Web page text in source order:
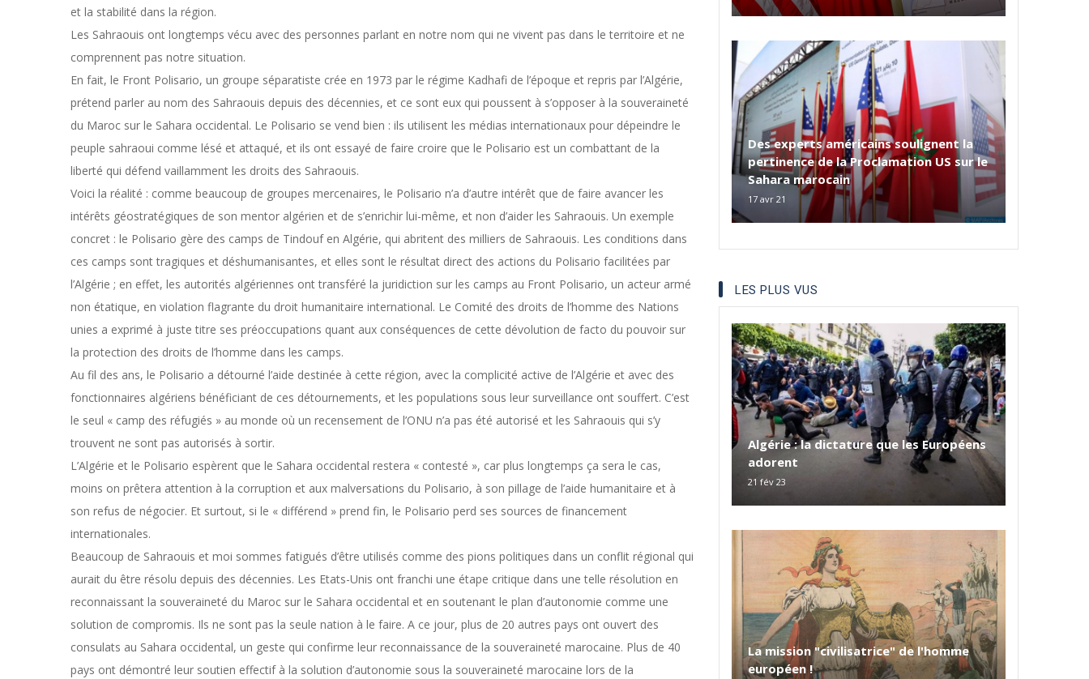
et la stabilité dans la région.
Les Sahraouis ont longtemps vécu avec des personnes parlant en notre nom qui ne vivent pas dans le territoire et ne
comprennent pas notre situation.
En fait, le Front Polisario, un groupe séparatiste crée en 1973 par le régime Kadhafi de l’époque et repris par l’Algérie,
prétend parler au nom des Sahraouis depuis des décennies, et ce sont eux qui poussent à s’opposer à la souveraineté
du Maroc sur le Sahara occidental. Le Polisario se vend bien : ils utilisent les médias internationaux pour dépeindre le
peuple sahraoui comme lésé et attaqué, et ils ont essayé de faire croire que le Polisario est un combattant de la
liberté qui défend vaillamment les droits des Sahraouis.
Voici la réalité : comme beaucoup de groupes mercenaires, le Polisario n’a d’autre intérêt que de faire avancer les
intérêts géostratégiques de son mentor algérien et de s’enrichir lui-même, et non d’aider les Sahraouis. Un exemple
concret : le Polisario gère des camps de Tindouf en Algérie, qui abritent des milliers de Sahraouis. Les conditions dans
ces camps sont tragiques et déshumanisantes, et elles sont le résultat direct des actions du Polisario facilitées par
l’Algérie ; en effet, les autorités algériennes ont transféré la juridiction sur les camps au Front Polisario, un acteur armé
non étatique, en violation flagrante du droit humanitaire international. Le Comité des droits de l’homme des Nations
unies a exprimé à juste titre ses préoccupations quant aux conséquences de cette dévolution de facto du pouvoir sur
la protection des droits de l’homme dans les camps.
Au fil des ans, le Polisario a détourné l’aide destinée à cette région, avec la complicité active de l’Algérie et avec des
fonctionnaires algériens bénéficiant de ces détournements, et les populations sous leur surveillance ont souffert. C’est
le seul « camp des réfugiés » au monde où un recensement de l’ONU n’a pas été autorisé et les Sahraouis qui s’y
trouvent ne sont pas autorisés à sortir.
L’Algérie et le Polisario espèrent que le Sahara occidental restera « contesté », car plus longtemps ça sera le cas,
moins on prêtera attention à la corruption et aux malversations du Polisario, à son pillage de l’aide humanitaire et à
son refus de négocier. Et surtout, si le « différend » prend fin, le Polisario perd ses sources de financement
internationales.
Beaucoup de Sahraouis et moi sommes fatigués d’être utilisés comme des pions politiques dans un conflit régional qui
aurait du être résolu depuis des décennies. Les Etats-Unis ont franchi une étape critique dans une telle résolution en
reconnaissant la souveraineté du Maroc sur le Sahara occidental et en soutenant le plan d’autonomie comme une
solution de compromis. Ils ne sont pas la seule nation à le faire. A ce jour, plus de 20 autres pays ont ouvert des
consulats au Sahara occidental, un geste qui confirme leur reconnaissance de la souveraineté marocaine. Plus de 40
pays ont démontré leur soutien effectif à la solution d’autonomie sous la souveraineté marocaine lors de la
Des experts américains soulignent la
pertinence de la Proclamation US sur le
Sahara marocain
17 avr 21
LES PLUS VUS
Algérie : la dictature que les Européens
adorent
21 fév 23
La mission "civilisatrice" de l'homme
européen !